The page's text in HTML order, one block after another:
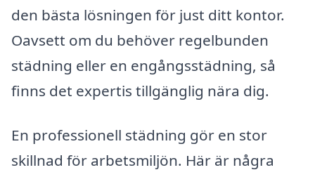
den bästa lösningen för just ditt kontor.
Oavsett om du behöver regelbunden
städning eller en engångsstädning, så
finns det expertis tillgänglig nära dig.
En professionell städning gör en stor
skillnad för arbetsmiljön. Här är några